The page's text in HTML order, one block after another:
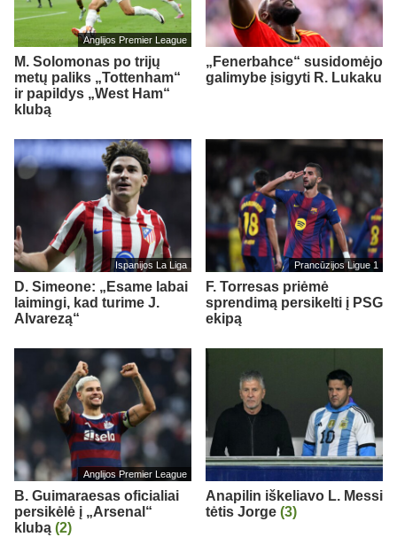
Anglijos Premier League
M. Solomonas po trijų
metų paliks „Tottenham“
ir papildys „West Ham“
klubą
„Fenerbahce“ susidomėjo
galimybe įsigyti R. Lukaku
Ispanijos La Liga
D. Simeone: „Esame labai
laimingi, kad turime J.
Alvarezą“
Prancūzijos Ligue 1
F. Torresas priėmė
sprendimą persikelti į PSG
ekipą
Anglijos Premier League
B. Guimaraesas oficialiai
persikėlė į „Arsenal“
klubą (2)
Anapilin iškeliavo L. Messi
tėtis Jorge (3)